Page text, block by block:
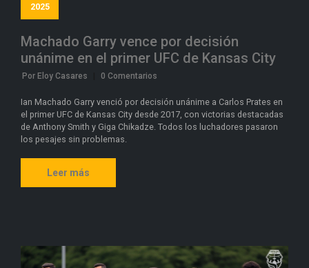
2025
Machado Garry vence por decisión
unánime en el primer UFC de Kansas City
Por Eloy Casares 0 Comentarios
Ian Machado Garry venció por decisión unánime a Carlos Prates en
el primer UFC de Kansas City desde 2017, con victorias destacadas
de Anthony Smith y Giga Chikadze. Todos los luchadores pasaron
los pesajes sin problemas.
Leer más